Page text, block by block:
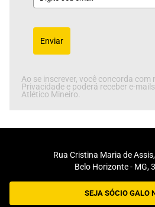
Enviar
Ao se inscrever, você concorda com
Privacidade e poderá receber e-
Atlético Mineiro.
Rua Cristina Maria de
Belo Horizonte - MG,
SEJA SÓCIO GALO